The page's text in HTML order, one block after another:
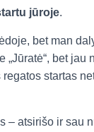
jūroje.
bet man
„Jūratė“, bet jau
startas
– atsirišo ir sau